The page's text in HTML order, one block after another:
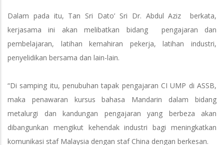
Dalam pada itu, Tan Sri Dato’ Sri Dr. Abdul Aziz berkata,
kerjasama ini akan melibatkan bidang pengajaran dan
pembelajaran, latihan kemahiran pekerja, latihan industri,
penyelidikan bersama dan lain-lain.
“Di samping itu, penubuhan tapak pengajaran CI UMP di ASSB,
maka penawaran kursus bahasa Mandarin dalam bidang
metalurgi dan kandungan pengajaran yang berbeza akan
dibangunkan mengikut kehendak industri bagi meningkatkan
komunikasi staf Malaysia dengan staf China dengan berkesan.